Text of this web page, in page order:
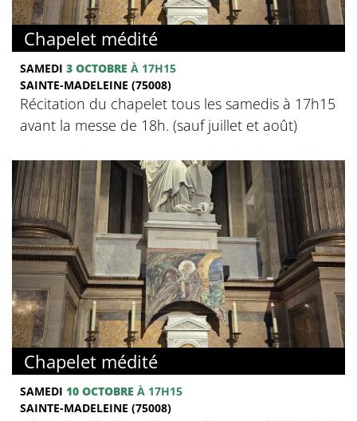
Chapelet médité
SAMEDI 3 OCTOBRE À 17H15
SAINTE-MADELEINE (75008)
Récitation du chapelet tous les samedis à 17h15
avant la messe de 18h. (sauf juillet et août)
Chapelet médité
SAMEDI 10 OCTOBRE À 17H15
SAINTE-MADELEINE (75008)